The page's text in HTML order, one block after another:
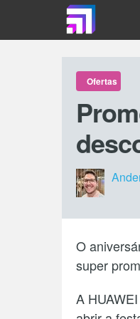
Ofertas
O
super
A